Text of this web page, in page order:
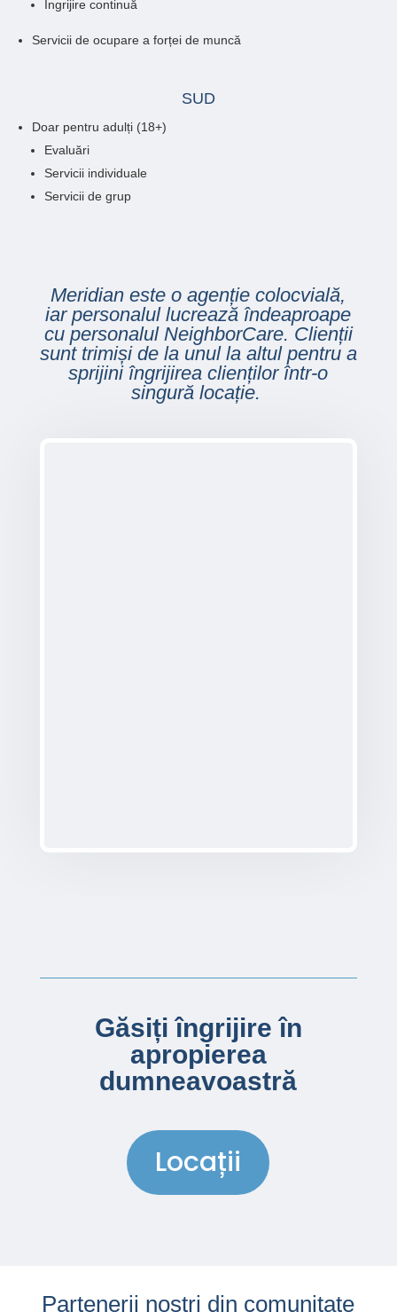
Îngrijire continuă
Servicii de ocupare a forței de muncă
SUD
Doar pentru adulți (18+)
Evaluări
Servicii individuale
Servicii de grup
Meridian este o agenție colocvială,
iar personalul lucrează îndeaproape
cu personalul NeighborCare. Clienții
sunt trimiși de la unul la altul pentru a
sprijini îngrijirea clienților într-o
singură locație.
Găsiți îngrijire în
apropierea
dumneavoastră
Locații
Partenerii noștri din comunitate